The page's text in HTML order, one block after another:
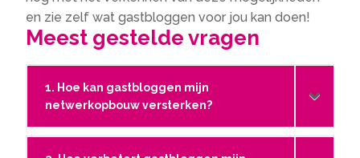
en zie zelf wat gastbloggen voor jou kan doen!
Meest gestelde vragen
1. Hoe kan gastbloggen mijn
netwerkopbouw versterken?